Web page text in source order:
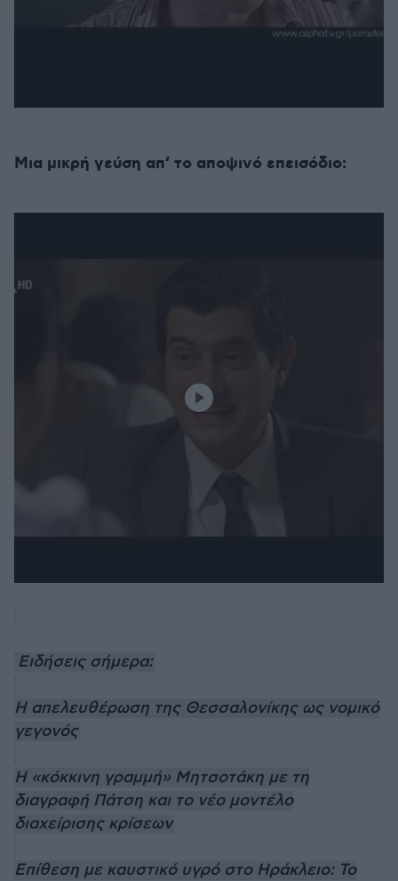
Μια μικρή γεύση απ’ το αποψινό επεισόδιο:
Ειδήσεις σήμερα:
Η απελευθέρωση της Θεσσαλονίκης ως νομικό
γεγονός
Η «κόκκινη γραμμή» Μητσοτάκη με τη
διαγραφή Πάτση και το νέο μοντέλο
διαχείρισης κρίσεων
Επίθεση με καυστικό υγρό στο Ηράκλειο: Το